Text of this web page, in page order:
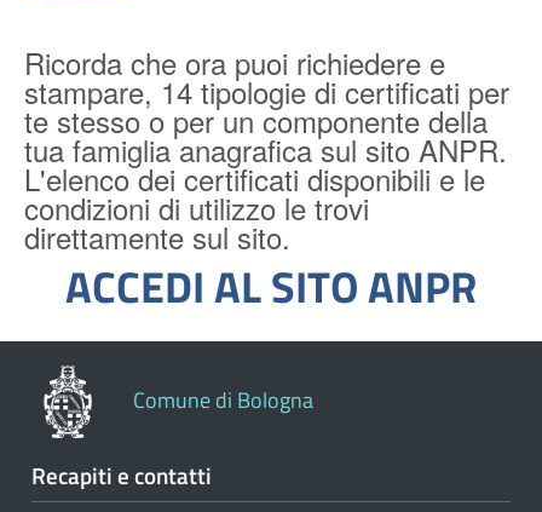
Ricorda che ora puoi richiedere e
stampare, 14 tipologie di certificati per
te stesso o per un componente della
tua famiglia anagrafica sul sito ANPR.
L'elenco dei certificati disponibili e le
condizioni di utilizzo le trovi
direttamente sul sito.
ACCEDI AL SITO ANPR
Comune di Bologna
Recapiti e contatti